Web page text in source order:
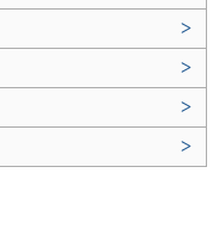
>
>
>
>